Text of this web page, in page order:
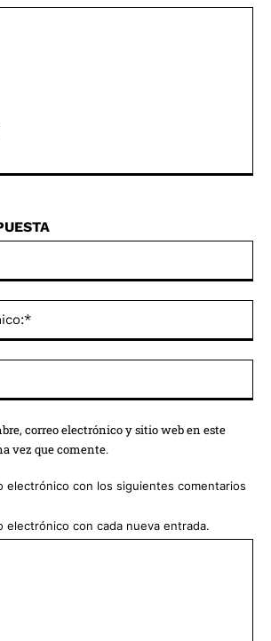
correo electrónico y sitio web en este
vez que comente.
electrónico con los siguientes comentarios
electrónico con cada nueva entrada.